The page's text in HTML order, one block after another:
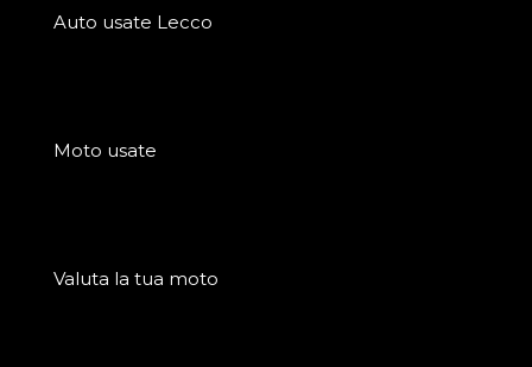
Auto usate Lecco
Moto usate
Valuta la tua moto